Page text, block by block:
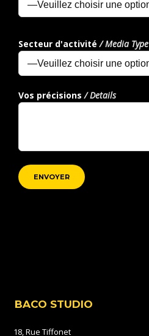
Secteur d'activité/ Media Type
Vos précisions/ Details
BACO STUDIO
18, Rue Tiffonet